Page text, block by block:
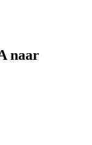
naar